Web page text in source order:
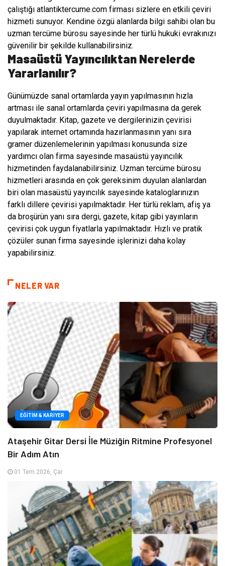
çalıştığı atlantiktercume.com firması sizlere en etkili çeviri
hizmeti sunuyor. Kendine özgü alanlarda bilgi sahibi olan bu
uzman tercüme bürosu sayesinde her türlü hukuki evrakınızı
güvenilir bir şekilde kullanabilirsiniz.
Masaüstü Yayıncılıktan Nerelerde
Yararlanılır?
Günümüzde sanal ortamlarda yayın yapılmasının hızla
artması ile sanal ortamlarda çeviri yapılmasına da gerek
duyulmaktadır. Kitap, gazete ve dergilerinizin çevirisi
yapılarak internet ortamında hazırlanmasının yanı sıra
gramer düzenlemelerinin yapılması konusunda size
yardımcı olan firma sayesinde masaüstü yayıncılık
hizmetinden faydalanabilirsiniz. Uzman tercüme bürosu
hizmetleri arasında en çok gereksinim duyulan alanlardan
biri olan masaüstü yayıncılık sayesinde kataloglarınızın
farklı dillere çevirisi yapılmaktadır. Her türlü reklam, afiş ya
da broşürün yanı sıra dergi, gazete, kitap gibi yayınların
çevirisi çok uygun fiyatlarla yapılmaktadır. Hızlı ve pratik
çözüler sunan firma sayesinde işlerinizi daha kolay
yapabilirsiniz.
NELER VAR
EĞITIM & KARIYER
Ataşehir Gitar Dersi İle Müziğin Ritmine Profesyonel
Bir Adım Atın
01 Tem 2026, Çar